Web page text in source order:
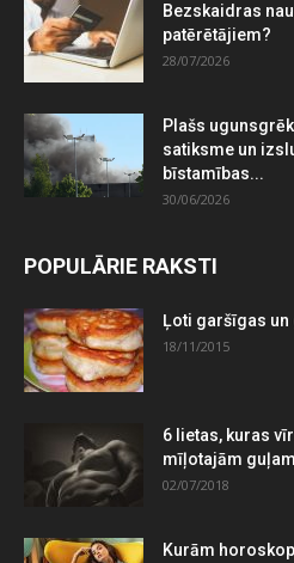
Bezskaidras
patērētājiem?
28/07/2026
Plašs
satiksme un
bīstamības...
30/06/2026
POPULĀRIE RAKSTI
Ļoti garšīgas
18/11/2015
6 lietas, kuras
mīļotajām
02/07/2018
Kurām